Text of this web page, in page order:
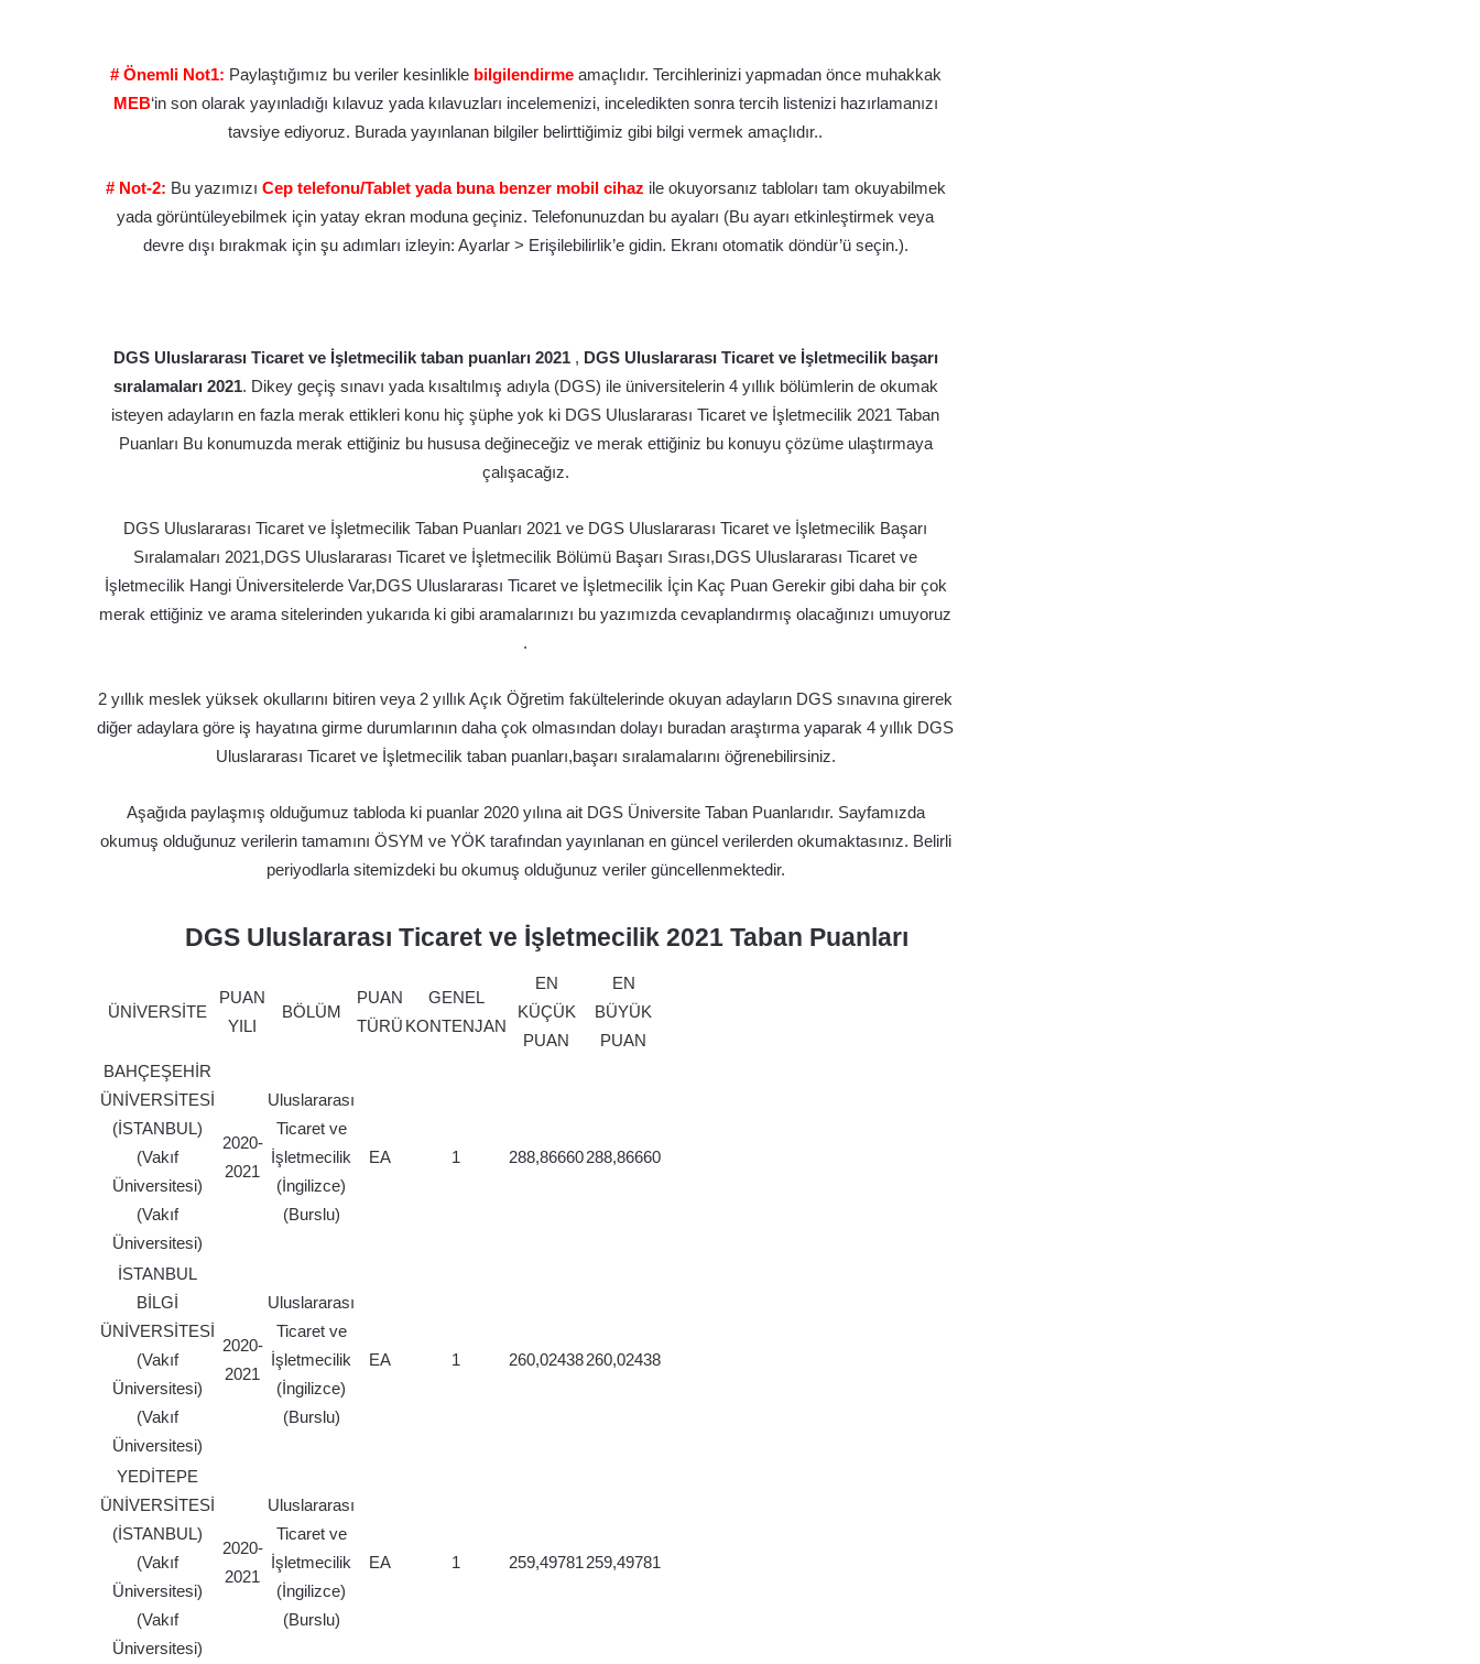
# Önemli Not1: Paylaştığımız bu veriler kesinlikle bilgilendirmeamaçlıdır. Tercihlerinizi yapmadan önce muhakkak
MEB‘in son olarak yayınladığı kılavuz yada kılavuzları incelemenizi, inceledikten sonra tercih listenizi hazırlamanızı
tavsiye ediyoruz. Burada yayınlanan bilgiler belirttiğimiz gibi bilgi vermek amaçlıdır..
# Not-2: Bu yazımızı Cep telefonu/Tablet yada buna benzer mobil cihaz ile okuyorsanız tabloları tam okuyabilmek
yada görüntüleyebilmek için yatay ekran moduna geçiniz. Telefonunuzdan bu ayaları (Bu ayarı etkinleştirmek veya
devre dışı bırakmak için şu adımları izleyin: Ayarlar > Erişilebilirlik’e gidin. Ekranı otomatik döndür’ü seçin.).
DGS Uluslararası Ticaret ve İşletmecilik taban puanları 2021, DGS Uluslararası Ticaret ve İşletmecilik başarı
sıralamaları 2021. Dikey geçiş sınavı yada kısaltılmış adıyla (DGS) ile üniversitelerin 4 yıllık bölümlerin de okumak
isteyen adayların en fazla merak ettikleri konu hiç şüphe yok ki DGS Uluslararası Ticaret ve İşletmecilik 2021 Taban
Puanları Bu konumuzda merak ettiğiniz bu hususa değineceğiz ve merak ettiğiniz bu konuyu çözüme ulaştırmaya
çalışacağız.
DGS Uluslararası Ticaret ve İşletmecilik Taban Puanları 2021 ve DGS Uluslararası Ticaret ve İşletmecilik Başarı
Sıralamaları 2021,DGS Uluslararası Ticaret ve İşletmecilik Bölümü Başarı Sırası,DGS Uluslararası Ticaret ve
İşletmecilik Hangi Üniversitelerde Var,DGS Uluslararası Ticaret ve İşletmecilik İçin Kaç Puan Gerekir gibi daha bir çok
merak ettiğiniz ve arama sitelerinden yukarıda ki gibi aramalarınızı bu yazımızda cevaplandırmış olacağınızı umuyoruz
.
2 yıllık meslek yüksek okullarını bitiren veya 2 yıllık Açık Öğretim fakültelerinde okuyan adayların DGS sınavına girerek
diğer adaylara göre iş hayatına girme durumlarının daha çok olmasından dolayı buradan araştırma yaparak 4 yıllık DGS
Uluslararası Ticaret ve İşletmecilik taban puanları,başarı sıralamalarını öğrenebilirsiniz.
Aşağıda paylaşmış olduğumuz tabloda ki puanlar 2020 yılına ait DGS Üniversite Taban Puanlarıdır. Sayfamızda
okumuş olduğunuz verilerin tamamını ÖSYM ve YÖK tarafından yayınlanan en güncel verilerden okumaktasınız. Belirli
periyodlarla sitemizdeki bu okumuş olduğunuz veriler güncellenmektedir.
DGS Uluslararası Ticaret ve İşletmecilik 2021 Taban Puanları
ÜNİVERSİTE
PUAN
YILI
BÖLÜM
PUAN
TÜRÜ
GENEL
KONTENJAN
EN
KÜÇÜK
PUAN
EN
BÜYÜK
PUAN
BAHÇEŞEHİR
ÜNİVERSİTESİ
(İSTANBUL)
(Vakıf
Üniversitesi)
(Vakıf
Üniversitesi)
2020-
2021
Uluslararası
Ticaret ve
İşletmecilik
(İngilizce)
(Burslu)
EA 1 288,86660288,86660
İSTANBUL
BİLGİ
ÜNİVERSİTESİ
(Vakıf
Üniversitesi)
(Vakıf
Üniversitesi)
2020-
2021
Uluslararası
Ticaret ve
İşletmecilik
(İngilizce)
(Burslu)
EA 1 260,02438260,02438
YEDİTEPE
ÜNİVERSİTESİ
(İSTANBUL)
(Vakıf
Üniversitesi)
(Vakıf
Üniversitesi)
2020-
2021
Uluslararası
Ticaret ve
İşletmecilik
(İngilizce)
(Burslu)
EA 1 259,49781 259,49781